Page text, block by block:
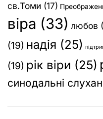
св.Томи (17)
віра (33) любов
(19) надія (25)
(19) рік віри (25)
синодальні